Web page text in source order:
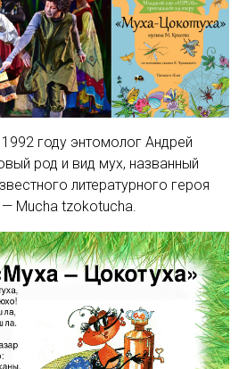
году энтомолог Андрей
род и вид мух, названный
литературного героя
— Mucha tzokotucha.